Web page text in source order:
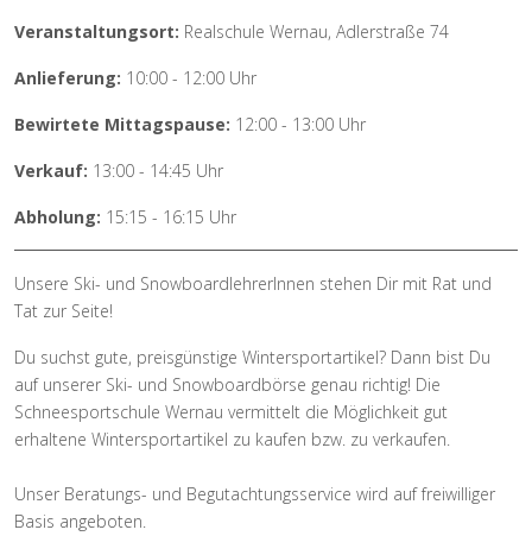
Veranstaltungsort: Realschule Wernau, Adlerstraße 74
Anlieferung: 10:00 - 12:00 Uhr
Bewirtete Mittagspause: 12:00 - 13:00 Uhr
Verkauf: 13:00 - 14:45 Uhr
Abholung: 15:15 - 16:15 Uhr
Unsere Ski- und SnowboardlehrerInnen stehen Dir mit Rat und
Tat zur Seite!
Du suchst gute, preisgünstige Wintersportartikel? Dann bist Du
auf unserer Ski- und Snowboardbörse genau richtig! Die
Schneesportschule Wernau vermittelt die Möglichkeit gut
erhaltene Wintersportartikel zu kaufen bzw. zu verkaufen.
Unser Beratungs- und Begutachtungsservice wird auf freiwilliger
Basis angeboten.